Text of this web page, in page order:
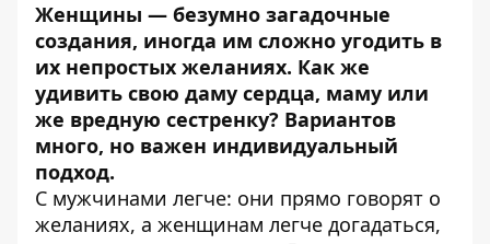
Женщины — безумно загадочные
создания, иногда им сложно угодить в
их непростых желаниях. Как же
удивить свою даму сердца, маму или
же вредную сестренку? Вариантов
много, но важен индивидуальный
подход.
С мужчинами легче: они прямо говорят о
желаниях, а женщинам легче догадаться,